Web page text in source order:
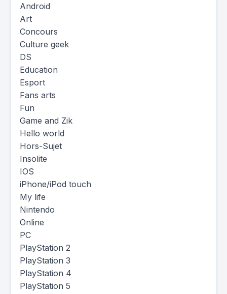
Android
Art
Concours
Culture geek
DS
Education
Esport
Fans arts
Fun
Game and Zik
Hello world
Hors-Sujet
Insolite
IOS
iPhone/iPod touch
My life
Nintendo
Online
PC
PlayStation 2
PlayStation 3
PlayStation 4
PlayStation 5